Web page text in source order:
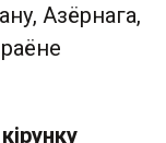
Азёрнага,